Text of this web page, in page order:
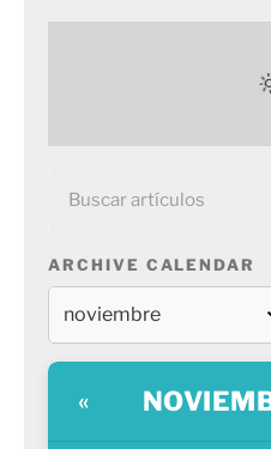
ARCHIVE CALENDAR
«